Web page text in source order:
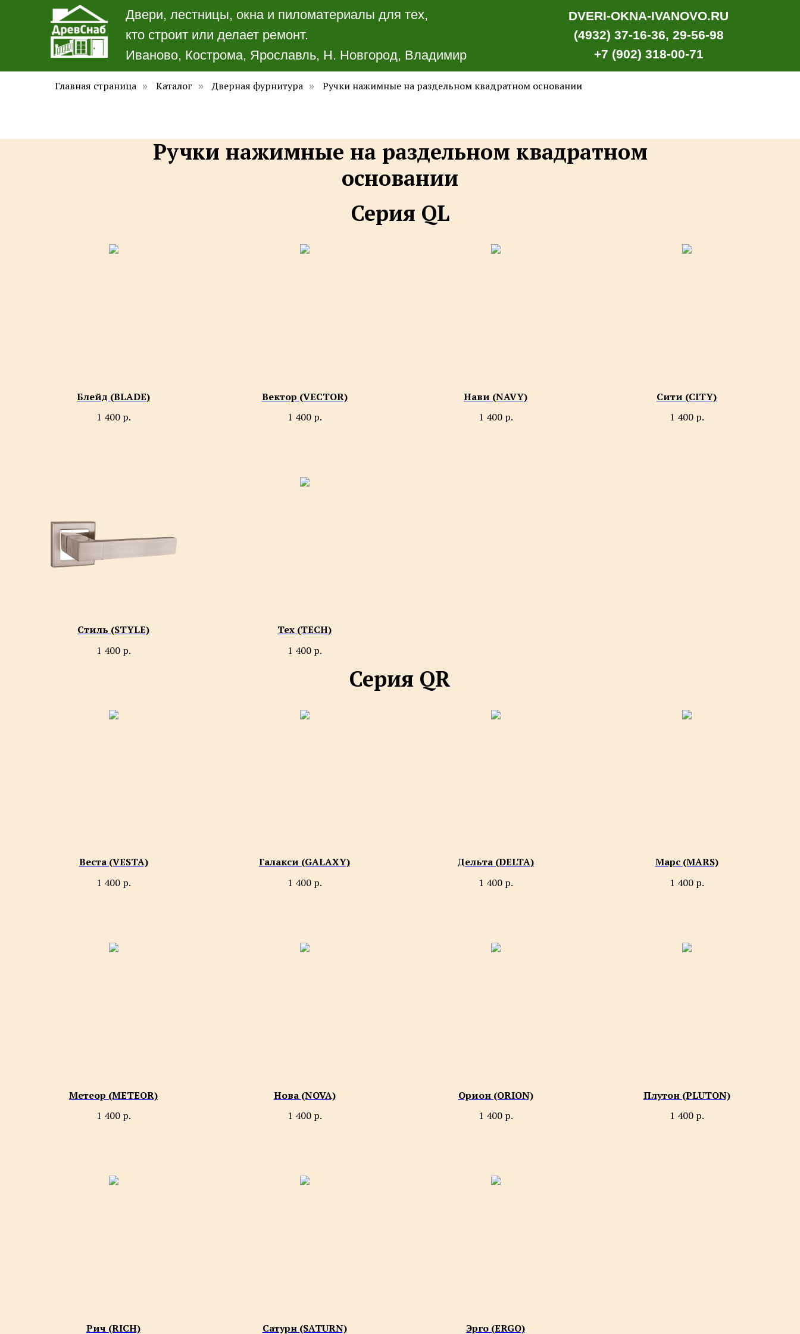
Двери, лестницы, окна и пиломатериалы для тех,
кто строит или делает ремонт.
Иваново, Кострома, Ярославль, Н. Новгород, Владимир
DVERI-OKNA-IVANOVO.RU
(4932) 37-16-36, 29-56-98
+7 (902) 318-00-71
Главная страница » Каталог » Дверная фурнитура » Ручки нажимные на раздельном квадратном основании
Ручки нажимные на раздельном квадратном
основании
Серия QL
Блейд (BLADE)
1 400 р.
Вектор (VECTOR)
1 400 р.
Нави (NAVY)
1 400 р.
Сити (CITY)
1 400 р.
Стиль (STYLE)
1 400 р.
Тех (TECH)
1 400 р.
Серия QR
Веста (VESTA)
1 400 р.
Галакси (GALAXY)
1 400 р.
Дельта (DELTA)
1 400 р.
Марс (MARS)
1 400 р.
Метеор (METEOR)
1 400 р.
Нова (NOVA)
1 400 р.
Орион (ORION)
1 400 р.
Плутон (PLUTON)
1 400 р.
Рич (RICH) Сатурн (SATURN) Эрго (ERGO)